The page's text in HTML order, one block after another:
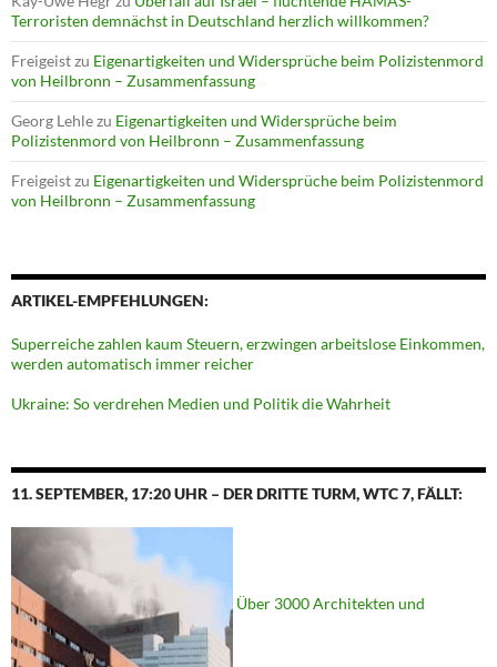
Terroristen demnächst in Deutschland herzlich willkommen?
Freigeistzu Eigenartigkeiten und Widersprüche beim Polizistenmord
von Heilbronn – Zusammenfassung
Georg Lehlezu Eigenartigkeiten und Widersprüche beim
Polizistenmord von Heilbronn – Zusammenfassung
Freigeistzu Eigenartigkeiten und Widersprüche beim Polizistenmord
von Heilbronn – Zusammenfassung
ARTIKEL-EMPFEHLUNGEN:
Superreiche zahlen kaum Steuern, erzwingen arbeitslose Einkommen,
werden automatisch immer reicher
Ukraine: So verdrehen Medien und Politik die Wahrheit
11. SEPTEMBER, 17:20 UHR – DER DRITTE TURM, WTC 7, FÄLLT:
Über 3000 Architekten und